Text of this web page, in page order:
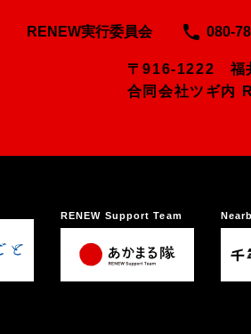
RENEW実行委員会 080-
〒916-1222 福
合同会社ツギ内
RENEW Support Team